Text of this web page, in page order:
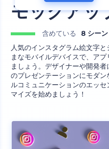
モックアッ
含めている
8 シーン
人気のインスタグラム絵文字
まなモバイルデバイスで、ア
ましょう。デザイナーや開発
のプレゼンテーションにモダ
ルコミュニケーションのエッ
マイズを始めましょう！